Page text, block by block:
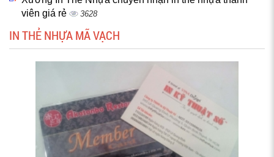
viên giá rẻ
3628
IN THẺ NHỰA MÃ VẠCH